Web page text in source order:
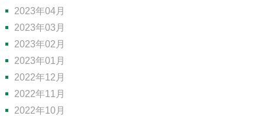
2023年04月
2023年03月
2023年02月
2023年01月
2022年12月
2022年11月
2022年10月